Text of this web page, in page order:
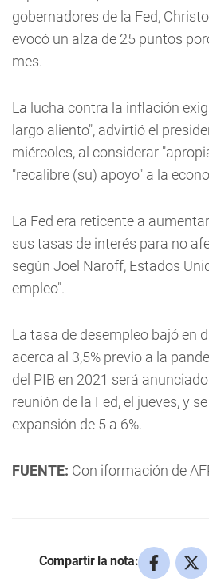
gobernadores de la Fed,
evocó un alza de 25 puntos
mes.
La lucha contra la inflación
largo aliento", advirtió el
miércoles, al considerar
"recalibre (su) apoyo" a la
La Fed era reticente a
sus tasas de interés para no
según Joel Naroff, Estados
empleo".
La tasa de desempleo bajó en
acerca al 3,5% previo a la
del PIB en 2021 será
reunión de la Fed, el jueves, y
expansión de 5 a 6%.
FUENTE: Con iformación de
Compartir la nota: